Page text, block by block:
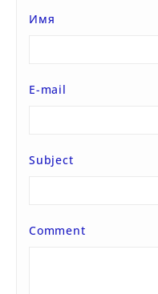
Имя
E-mail
Subject
Comment